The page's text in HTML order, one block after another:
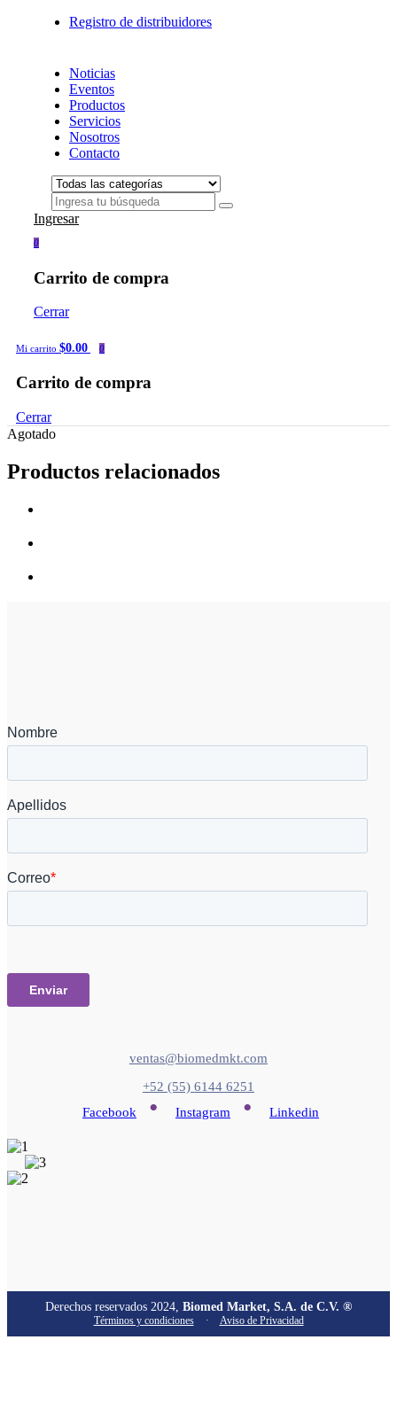
Registro de distribuidores
Noticias
Eventos
Productos
Servicios
Nosotros
Contacto
Ingresar
0
Carrito de compra
Cerrar
Mi carrito $0.00 0
Carrito de compra
Cerrar
Agotado
Productos relacionados
ventas@biomedmkt.com
+52 (55) 6144 6251
Facebook
• Instagram • Linkedin
Derechos reservados 2024, Biomed Market, S.A. de C.V. ®
Términos y condiciones · Aviso de Privacidad